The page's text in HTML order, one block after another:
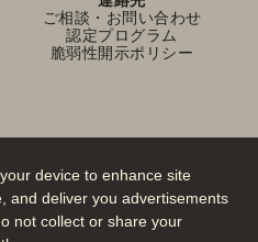
device to enhance site
and deliver you advertisements
not collect or share your
ご相談・お問い合わせ
認定プログラム
脆弱性開示ポリシー
SNS
お願いします！